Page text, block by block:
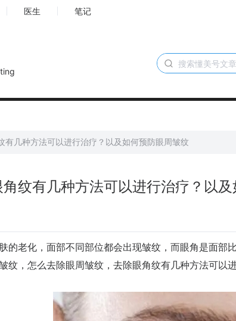
医生 笔记
有几种方法可以进行治疗？以及如何预防眼周皱纹
纹有几种方法可以进行治疗？以
老化，面部不同部位都会出现皱纹，而眼角是面部比
纹，怎么去除眼周皱纹，去除眼角纹有几种方法可以